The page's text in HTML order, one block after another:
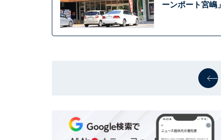
ーンポート宮嶋